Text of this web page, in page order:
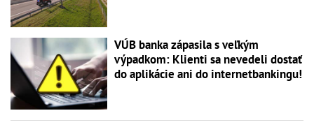
VÚB banka zápasila s veľkým
výpadkom: Klienti sa nevedeli dostať
do aplikácie ani do internetbankingu!